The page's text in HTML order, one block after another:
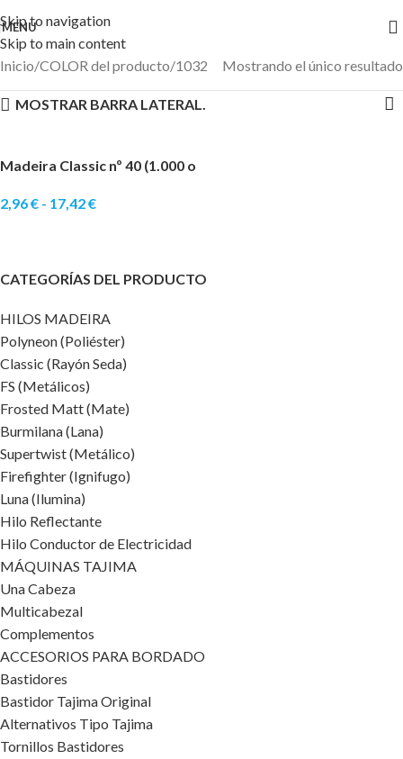
Skip to navigation
Skip to main content
MENU
CATEGORÍAS DEL PRODUCTO
HILOS MADEIRA
Polyneon (Poliéster)
Classic (Rayón Seda)
FS (Metálicos)
Frosted Matt (Mate)
Burmilana (Lana)
Supertwist (Metálico)
Firefighter (Ignifugo)
Luna (Ilumina)
Hilo Reflectante
Hilo Conductor de Electricidad
MÁQUINAS TAJIMA
Una Cabeza
Multicabezal
Complementos
ACCESORIOS PARA BORDADO
Bastidores
Bastidor Tajima Original
Alternativos Tipo Tajima
Tornillos Bastidores
Inicio COLOR del producto 1032 Mostrando el único resultado
MOSTRAR BARRA LATERAL.
Madeira Classic nº 40 (1.000 o
2,96€ - 17,42€